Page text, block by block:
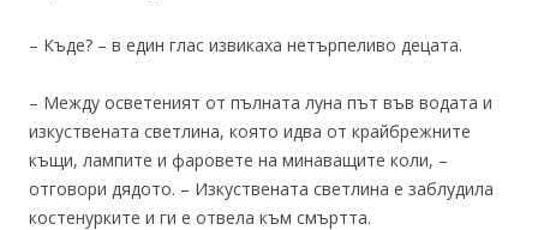
– Къде? – в един глас извикаха нетърпеливо децата.
– Между осветеният от пълната луна път във водата и
изкуствената светлина, която идва от крайбрежните
къщи, лампите и фаровете на минаващите коли, –
отговори дядото. – Изкуствената светлина е заблудила
костенурките и ги е отвела към смъртта.